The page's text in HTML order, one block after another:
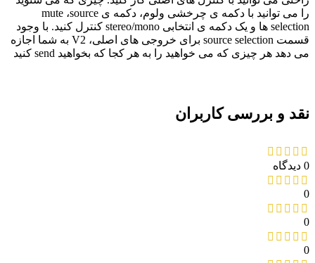
را می توانید با دکمه ی چرخشی ولوم، دکمه ی mute ،source
selection ها و یک دکمه ی انتخابی stereo/mono کنترل کنید. با وجود
قسمت source selection برای خروجی های اصلی، V2 به شما اجازه
می دهد هر چیزی که می خواهید را به هر کجا که بخواهید send کنید
نقد و بررسی کاربران
0 دیدگاه
0
0
0